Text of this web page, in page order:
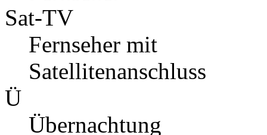
Sat-TV
Fernseher mit
Satellitenanschluss
Ü
Übernachtung